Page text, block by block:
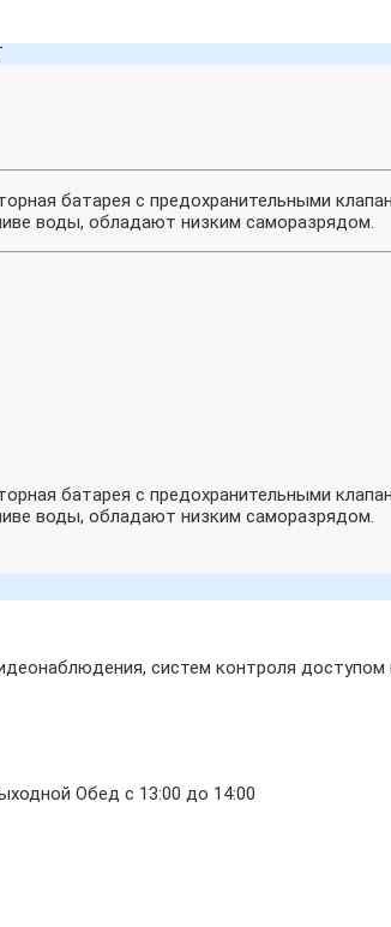
батарея с предохранительными
воды, обладают низким саморазрядом.
батарея с предохранительными
воды, обладают низким саморазрядом.
систем контроля
Обед с 13:00 до 14:00